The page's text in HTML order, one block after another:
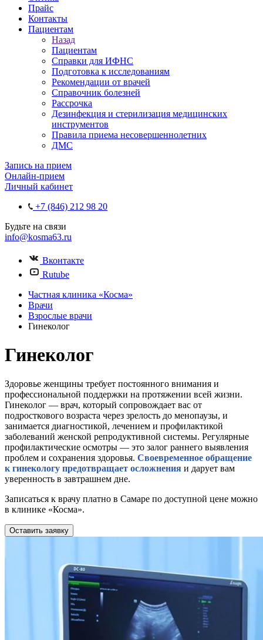
Прайс
Контакты
Пациентам
Назад
Пациентам
Справки для ИФНС
Подготовка к исследованиям
Рекомендации от врачей
Справочник болезней
Рассрочка
Дезинфекция и стерилизация медицинских
инструментов
Правила приема несовершеннолетних
ДМС
Запись на прием
Онлайн-прием
Личный кабинет
+7 (846) 212 98 20
Будьте на связи
info@kosma63.ru
Вконтакте
Rutube
Частная клиника «Косма»
Врачи
Взрослые врачи
Гинеколог
Гинеколог
Здоровье женщины требует постоянного внимания и
профессиональной поддержки на протяжении всей жизни.
Гинеколог — врач, который сопровождает вас от
подросткового возраста через зрелость до менопаузы, и
занимается диагностикой, лечением и профилактикой
заболеваний женской репродуктивной системы. Регулярные
профилактические осмотры — это залог раннего выявления
проблем и сохранения здоровья. Своевременное обращение
к гинекологу предотвращает осложнения и дарует вам
уверенность в завтрашнем дне.
Записаться к врачу платно в Самаре по доступной цене можно
в клинике «Косма».
Оставить заявку